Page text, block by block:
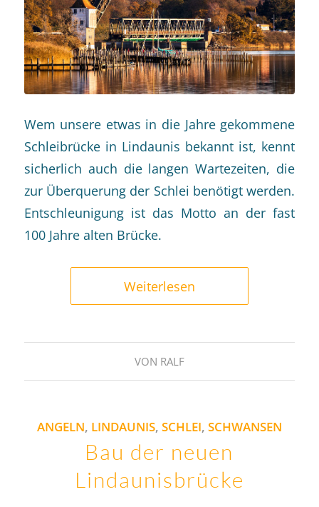
Wem unsere etwas in die Jahre gekommene
Schleibrücke in Lindaunis bekannt ist, kennt
sicherlich auch die langen Wartezeiten, die
zur Überquerung der Schlei benötigt werden.
Entschleunigung ist das Motto an der fast
100 Jahre alten Brücke.
Weiterlesen
VON RALF
ANGELN, LINDAUNIS, SCHLEI, SCHWANSEN
Bau der neuen
Lindaunisbrücke